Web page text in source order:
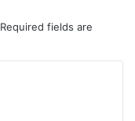
Required fields are